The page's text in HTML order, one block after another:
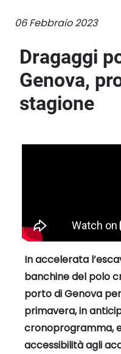
06 Febbraio 2023
Dragaggi
Genova,
stagione
In accelerata
banchine del polo
porto di Genova
primavera, in
cronoprogramma,
accessibilità agli